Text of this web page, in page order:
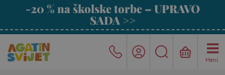
-20 % na školske torbe – UPRAVO
SADA >>
Meni